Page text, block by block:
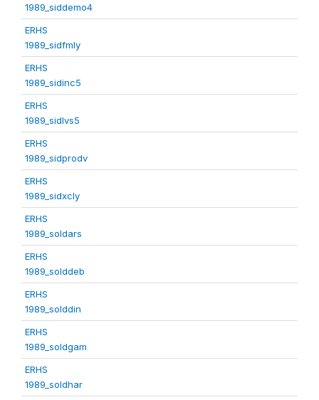
1989_siddemo4
ERHS
1989_sidfmly
ERHS
1989_sidinc5
ERHS
1989_sidlvs5
ERHS
1989_sidprodv
ERHS
1989_sidxcly
ERHS
1989_soldars
ERHS
1989_solddeb
ERHS
1989_solddin
ERHS
1989_soldgam
ERHS
1989_soldhar